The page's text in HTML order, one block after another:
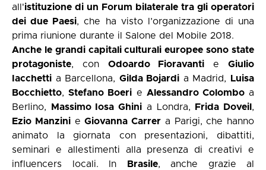
all'istituzione di un Forum bilaterale tra gli operatori
dei due Paesi, che ha visto l’organizzazione di una
prima riunione durante il Salone del Mobile 2018.
Anche le grandi capitali culturali europee sono state
protagoniste, con Odoardo Fioravanti eGiulio
Iacchetti a Barcellona, Gilda Bojardi a Madrid,
Luisa
Bocchietto,Stefano Boeri e Alessandro Colomboa
Berlino,
Massimo Iosa Ghini a Londra, Frida Doveil ,
Ezio ManzinieGiovanna Carrer a Parigi, che hanno
animato la giornata con presentazioni, dibattiti,
seminari e allestimenti alla presenza di creativi e
influencers locali. In
Brasile, anche grazie al